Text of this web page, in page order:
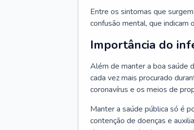
Entre os sintomas que
confusão mental, que indicam
Importância do
Além de manter a boa saúde
cada vez mais procurado
coronavírus e os meios de
Manter a saúde pública só é
contenção de doenças e